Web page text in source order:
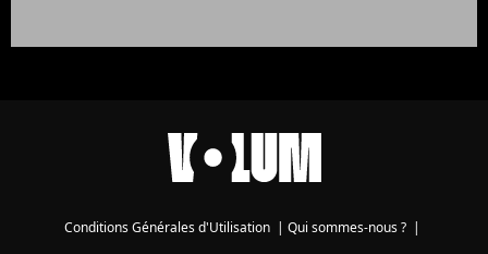
Conditions Générales d'Utilisation | Qui sommes-nous ? |